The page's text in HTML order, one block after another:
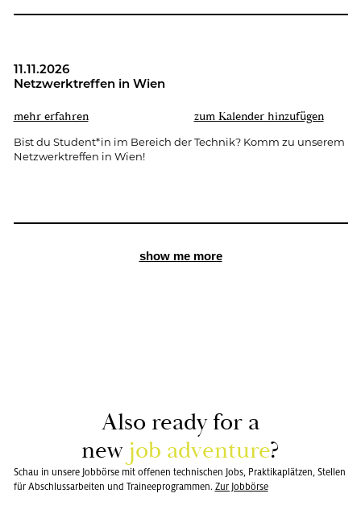
11.11.2026
Netz­werk­tref­fen in Wien
mehr er­fah­ren zum Ka­len­der hin­zu­fü­gen
Bist du Stu­dent*in im Be­reich der Tech­nik? Komm zu un­se­rem
Netz­werk­tref­fen in Wien!
show me more
Also ready for a
new job ad­ven­ture?
Schau in unsere Jobbörse mit offenen technischen Jobs, Praktikaplätzen, Stellen
für Abschlussarbeiten und Traineeprogrammen. Zur Job­bör­se